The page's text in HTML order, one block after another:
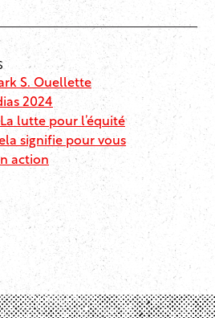
S. Ouellette
2024
lutte pour l’équité
signifie pour vous
action